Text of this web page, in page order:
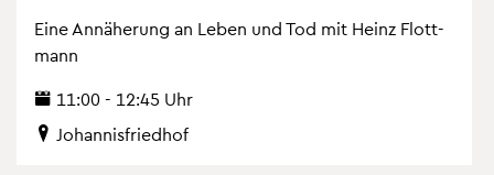
Eine An­nä­he­rung an Leben und Tod mit Heinz Flott­
mann
11:00 - 12:45 Uhr
Jo­han­nis­fried­hof